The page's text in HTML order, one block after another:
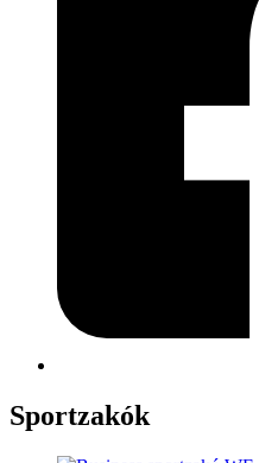
Sportzakók